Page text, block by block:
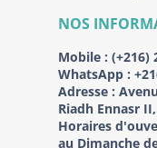
NOS
Mobile : (+216)
WhatsApp :
Adresse :
Riadh Ennasr
Horaires
au Dimanche